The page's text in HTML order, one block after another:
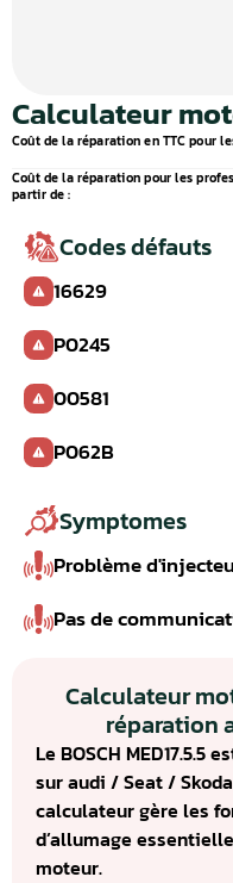
Calculateur
Coût de la réparation en TTC pour
Coût de la réparation pour les
partir de :
Codes défauts
16629
P0245
00581
P062B
Symptomes
Problème
Pas de
Calculateur
réparation
Le BOSCH
sur audi / Seat /
calculateur gère les
d’allumage
moteur.